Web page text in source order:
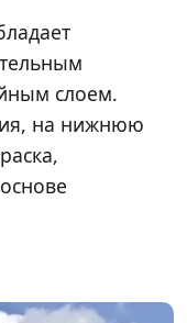
слоем.
на нижнюю